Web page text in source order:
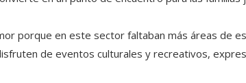
porque en este sector faltaban más áreas de
de eventos culturales y recreativos,